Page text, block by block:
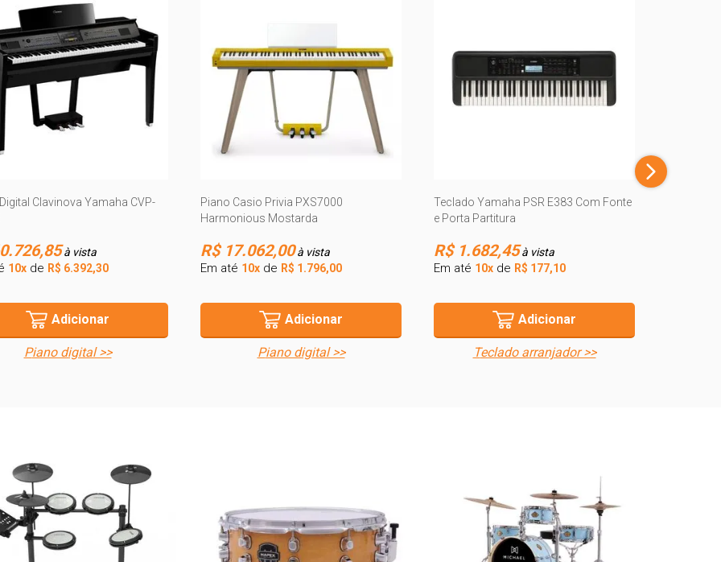
Clavinova Yamaha CVP-
à vista
10x de R$ 6.392,30
Adicionar
piano digital >>
Piano Casio Privia PXS7000
Harmonious Mostarda
R$ 17.062,00à vista
Em até 10x de R$ 1.796,00
Adicionar
piano digital >>
Teclado Yamaha PSR E383 Com Fonte
e Porta Partitura
R$ 1.682,45à vista
Em até 10x de R$ 177,10
Adicionar
teclado arranjador >>